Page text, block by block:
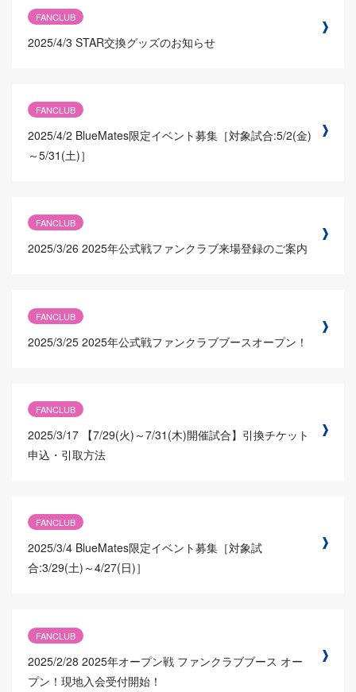
FANCLUB
2025/4/3 STAR交換グッズのお知らせ
FANCLUB
2025/4/2 BlueMates限定イベント募集［対象試合:5/2(金)
～5/31(土)］
FANCLUB
2025/3/26 2025年公式戦ファンクラブ来場登録のご案内
FANCLUB
2025/3/25 2025年公式戦ファンクラブブースオープン！
FANCLUB
2025/3/17 【7/29(火)～7/31(木)開催試合】引換チケット
申込・引取方法
FANCLUB
2025/3/4 BlueMates限定イベント募集［対象試
合:3/29(土)～4/27(日)］
FANCLUB
2025/2/28 2025年オープン戦 ファンクラブブース オー
プン！現地入会受付開始！